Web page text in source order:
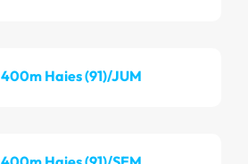
400m Haies (91)/JUM